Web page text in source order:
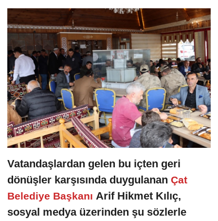
Vatandaşlardan gelen bu içten geri
dönüşler karşısında duygulanan Çat
Belediye Başkanı Arif Hikmet Kılıç,
sosyal medya üzerinden şu sözlerle